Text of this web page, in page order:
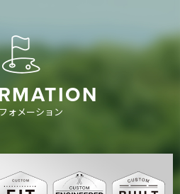
ォメーション